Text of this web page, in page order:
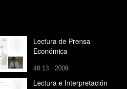
Lectura de Prensa
Económica
48:13 · 2009
Lectura e Interpretación